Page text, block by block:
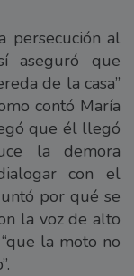
persecución al
aseguró que
de la casa”
contó María
que él llegó
la demora
con el
por qué se
la voz de alto
la moto no